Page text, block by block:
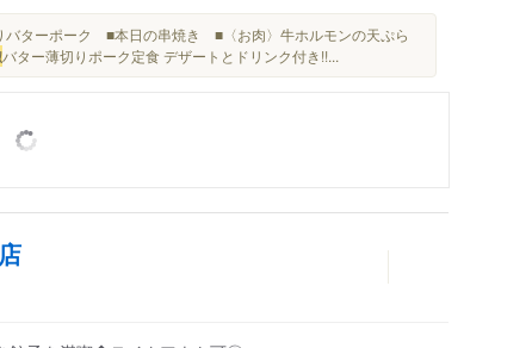
桟橋車庫前駅
桟橋通五丁目駅
バターポーク ■本日の串焼き ■〈お肉〉牛ホルモンの天ぷら
バター薄切りポーク定食 デザートとドリンク付き!!...